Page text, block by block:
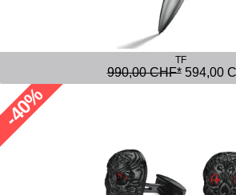
TF
990,00 CHF*594,00
-40%